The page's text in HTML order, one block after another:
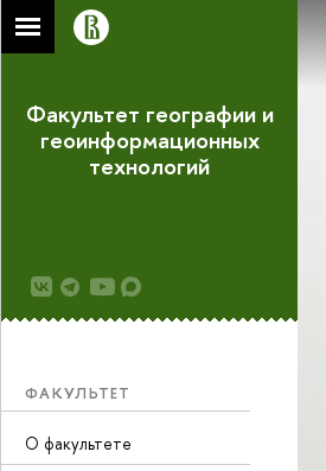
Факультет географии и
геоинформационных
технологий
ФАКУЛЬТЕТ
О факультете